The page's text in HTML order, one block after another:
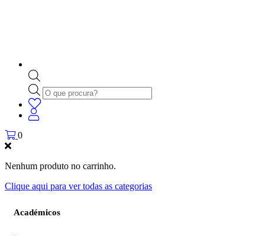
Products
search
0
Nenhum produto no carrinho.
Clique aqui para ver todas as categorias
Académicos